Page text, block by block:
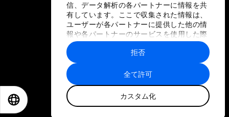
信、データ解析の各パートナーに情報を共
有しています。ここで収集された情報は、
ユーザーが各パートナーに提供した他の情
報や各パートナーのサービスを使用した際
に収集された情報と組み合わされ、各パー
トナーによって使用されることがありま
す。
全て許可
カスタム化
拒否
プライバシーポリシーと利用規約
サイトマップ
©
世界経済フォーラム